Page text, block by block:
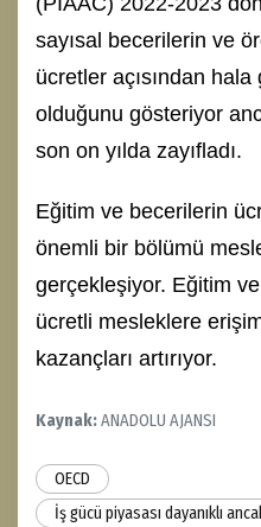
sayısal becerilerin ve
ücretler açısından
olduğunu gösteriyor
son on yılda zayıfladı.
Eğitim ve becerilerin
önemli bir bölümü
gerçekleşiyor. Eğitim
ücretli mesleklere
kazançları artırıyor.
Kaynak:ANADOLU AJANSI
OECD
İş gücü piyasası dayanıklı